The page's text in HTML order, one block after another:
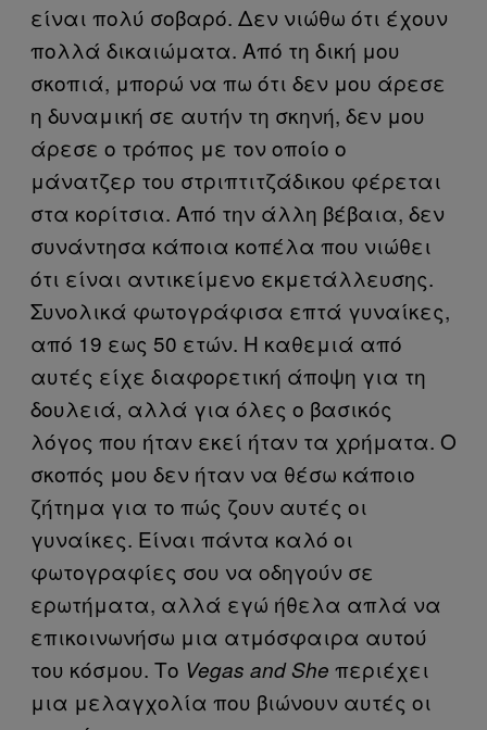
είναι πολύ σοβαρό. Δεν νιώθω ότι έχουν
πολλά δικαιώματα. Από τη δική μου
σκοπιά, μπορώ να πω ότι δεν μου άρεσε
η δυναμική σε αυτήν τη σκηνή, δεν μου
άρεσε ο τρόπος με τον οποίο ο
μάνατζερ του στριπτιτζάδικου φέρεται
στα κορίτσια. Από την άλλη βέβαια, δεν
συνάντησα κάποια κοπέλα που νιώθει
ότι είναι αντικείμενο εκμετάλλευσης.
Συνολικά φωτογράφισα επτά γυναίκες,
από 19 εως 50 ετών. Η καθεμιά από
αυτές είχε διαφορετική άποψη για τη
δουλειά, αλλά για όλες ο βασικός
λόγος που ήταν εκεί ήταν τα χρήματα. Ο
σκοπός μου δεν ήταν να θέσω κάποιο
ζήτημα για το πώς ζουν αυτές οι
γυναίκες. Είναι πάντα καλό οι
φωτογραφίες σου να οδηγούν σε
ερωτήματα, αλλά εγώ ήθελα απλά να
επικοινωνήσω μια ατμόσφαιρα αυτού
του κόσμου. Το Vegas and She περιέχει
μια μελαγχολία που βιώνουν αυτές οι